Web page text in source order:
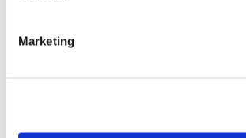
Marketing